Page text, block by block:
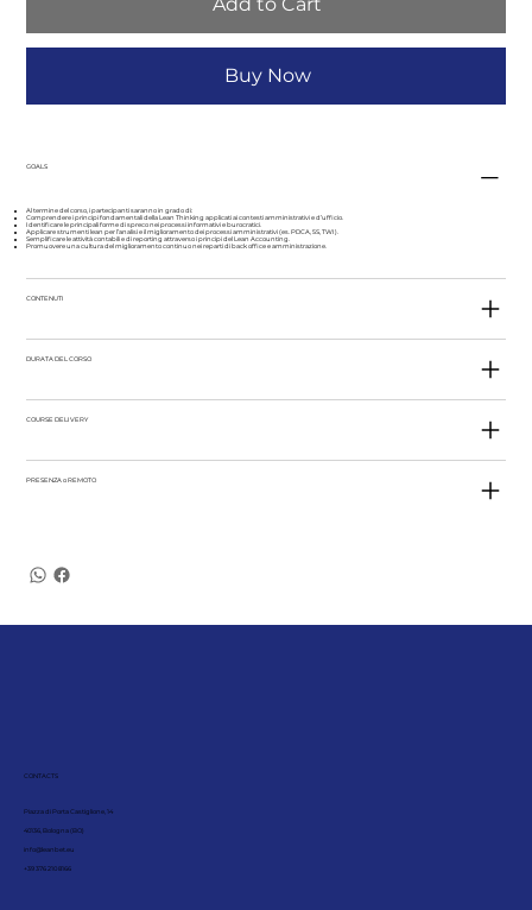
Buy Now
GOALS
Al termine del corso, i partecipanti saranno in grado di:
Comprendere i principi fondamentali della Lean Thinking applicati ai contesti amministrativi e d’ufficio.
Identificare le principali forme di spreco nei processi informativi e burocratici.
Applicare strumenti lean per l’analisi e il miglioramento dei processi amministrativi (es. PDCA, 5S, TWI).
Semplificare le attività contabili e di reporting attraverso i principi del Lean Accounting.
Promuovere una cultura del miglioramento continuo nei reparti di back office e amministrazione.
CONTENUTI
DURATA DEL CORSO
COURSE DELIVERY
PRESENZA o REMOTO
CONTACTS
Piazza di Porta Castiglione, 14
40136, Bologna (BO)
info@leanbet.eu
+39 376 210 8166